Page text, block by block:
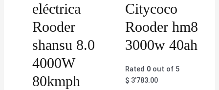
eléctrica
Rooder
shansu 8.0
4000W
80kmph
Citycoco
Rooder hm8
3000w 40ah
Rated 0out of 5
$3'783.00